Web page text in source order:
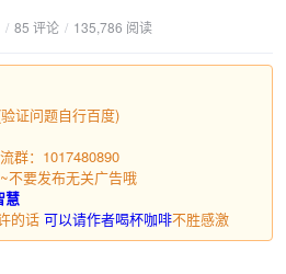
/ 85 评论 / 135,786 阅读
证问题自行百度)
群：1017480890
不要发布无关广告哦
慧
的话 可以请作者喝杯咖啡不胜感激